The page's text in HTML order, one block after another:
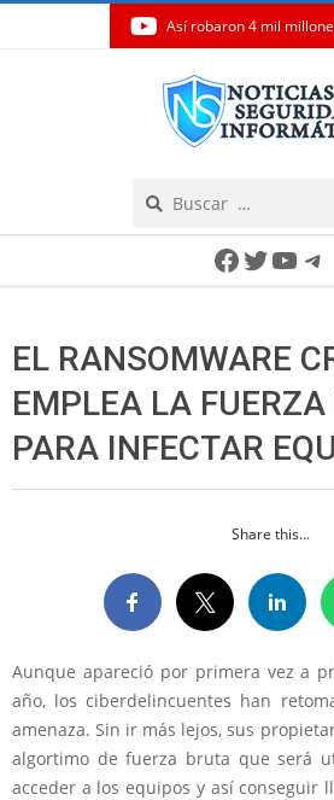
Así robaron 4 mil
Facebook
Twitter
EL RANSOMWARE
EMPLEA LA
PARA INFECTAR
Share this...
Aunque apareció por primera vez a
año, los ciberdelincuentes han
amenaza. Sin ir más lejos, sus
algortimo de fuerza bruta que será
acceder a los equipos y así conseguir